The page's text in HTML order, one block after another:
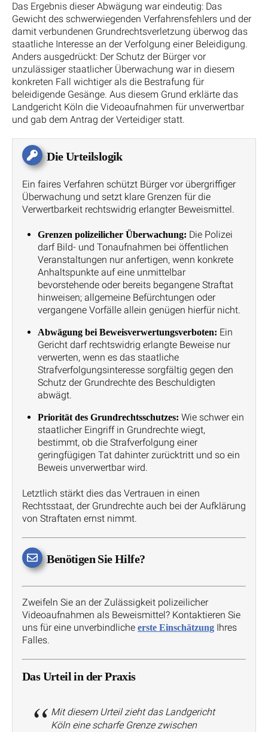
Das Ergebnis dieser Abwägung war eindeutig: Das
Gewicht des schwerwiegenden Verfahrensfehlers und der
damit verbundenen Grundrechtsverletzung überwog das
staatliche Interesse an der Verfolgung einer Beleidigung.
Anders ausgedrückt: Der Schutz der Bürger vor
unzulässiger staatlicher Überwachung war in diesem
konkreten Fall wichtiger als die Bestrafung für
beleidigende Gesänge. Aus diesem Grund erklärte das
Landgericht Köln die Videoaufnahmen für unverwertbar
und gab dem Antrag der Verteidiger statt.
Die Urteilslogik
Ein faires Verfahren schützt Bürger vor übergriffiger
Überwachung und setzt klare Grenzen für die
Verwertbarkeit rechtswidrig erlangter Beweismittel.
Grenzen polizeilicher Überwachung: Die Polizei
darf Bild- und Tonaufnahmen bei öffentlichen
Veranstaltungen nur anfertigen, wenn konkrete
Anhaltspunkte auf eine unmittelbar
bevorstehende oder bereits begangene Straftat
hinweisen; allgemeine Befürchtungen oder
vergangene Vorfälle allein genügen hierfür nicht.
Abwägung bei Beweisverwertungsverboten: Ein
Gericht darf rechtswidrig erlangte Beweise nur
verwerten, wenn es das staatliche
Strafverfolgungsinteresse sorgfältig gegen den
Schutz der Grundrechte des Beschuldigten
abwägt.
Priorität des Grundrechtsschutzes: Wie schwer ein
staatlicher Eingriff in Grundrechte wiegt,
bestimmt, ob die Strafverfolgung einer
geringfügigen Tat dahinter zurücktritt und so ein
Beweis unverwertbar wird.
Letztlich stärkt dies das Vertrauen in einen
Rechtsstaat, der Grundrechte auch bei der Aufklärung
von Straftaten ernst nimmt.
Benötigen Sie Hilfe?
Zweifeln Sie an der Zulässigkeit polizeilicher
Videoaufnahmen als Beweismittel? Kontaktieren Sie
uns für eine unverbindliche erste Einschätzung Ihres
Falles.
Das Urteil in der Praxis
Mit diesem Urteil zieht das Landgericht
Köln eine scharfe Grenze zwischen